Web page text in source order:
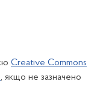
Creative Commons
, якщо не зазначено